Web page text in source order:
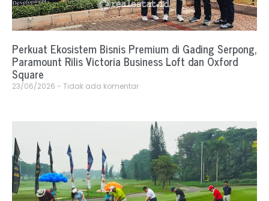
Perkuat Ekosistem Bisnis Premium di Gading Serpong,
Paramount Rilis Victoria Business Loft dan Oxford
Square
23/06/2026 Tidak ada komentar